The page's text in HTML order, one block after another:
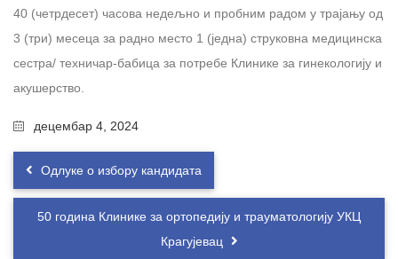
40 (четрдесет) часова недељно и пробним радом у трајању од
3 (три) месеца за радно место 1 (једна) струковна медицинска
сестра/ техничар-бабица за потребе Клинике за гинекологију и
акушерство.
децембар 4, 2024
Одлуке о избору кандидата
50 година Клинике за ортопедију и трауматологију УКЦ
Крагујевац